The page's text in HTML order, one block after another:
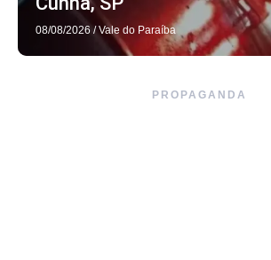
08/08/2026 / Vale do Paraíba
PROPAGANDA